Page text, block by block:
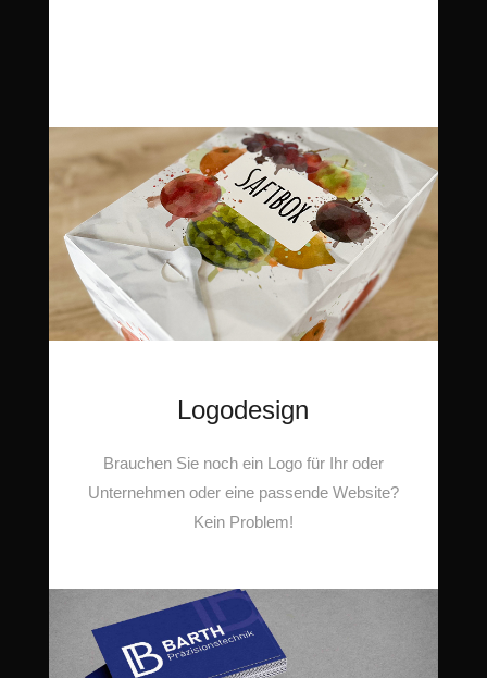
Logodesign
Brauchen Sie noch ein Logo für Ihr oder
Unternehmen oder eine passende Website?
Kein Problem!